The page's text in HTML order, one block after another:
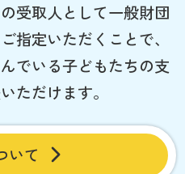
受取人として一般財団
指定いただくことで、
でいる子どもたちの支
ただけます。
いて